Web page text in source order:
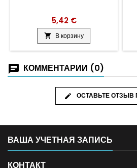
5,42 €
 В корзину
КОММЕНТАРИИ (0)
ОСТАВЬТЕ
ВАША УЧЕТНАЯ ЗАПИСЬ
КОНТАКТ